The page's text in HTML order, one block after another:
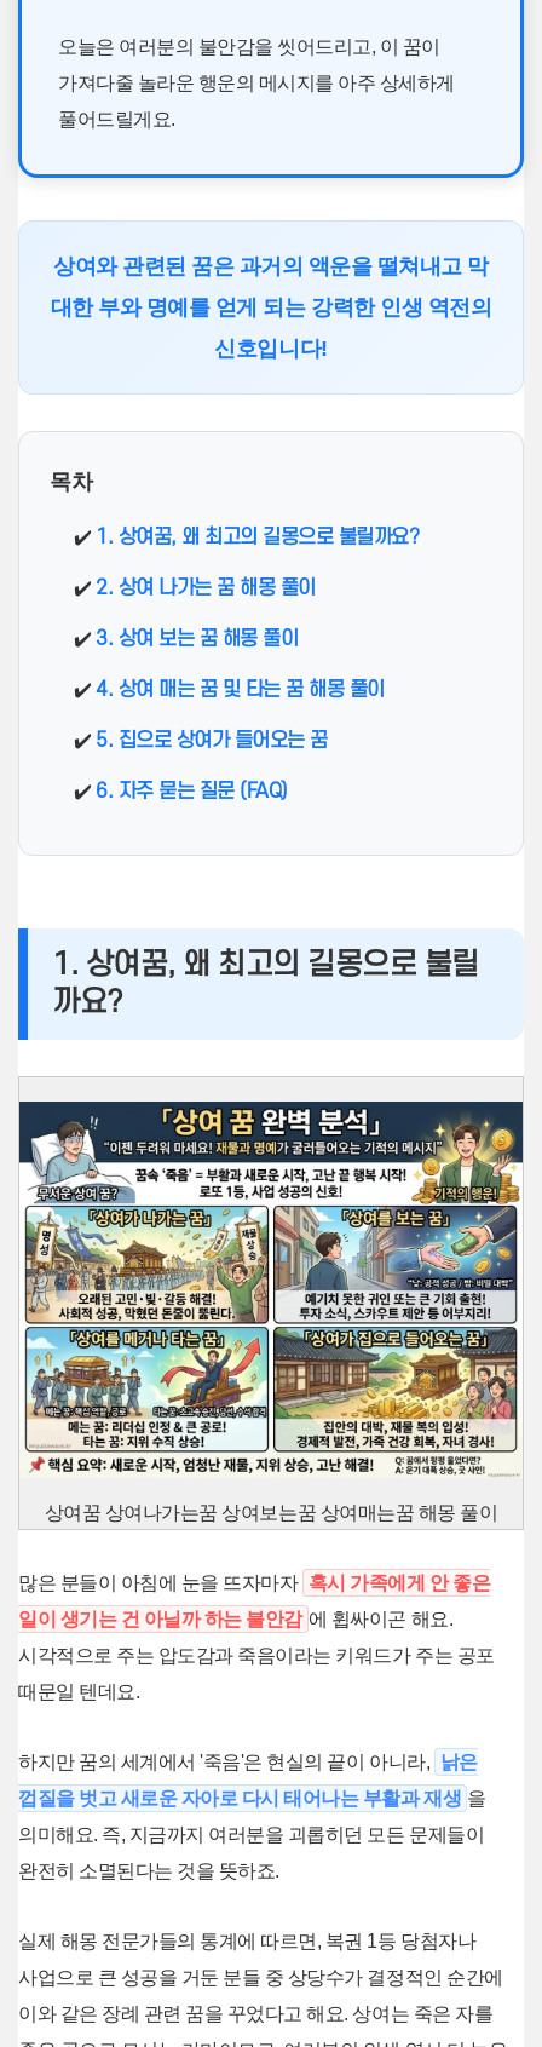
오늘은 여러분의 불안감을 씻어드리고, 이 꿈이
가져다줄 놀라운 행운의 메시지를 아주 상세하게
풀어드릴게요.
상여와 관련된 꿈은 과거의 액운을 떨쳐내고 막
대한 부와 명예를 얻게 되는 강력한 인생 역전의
신호입니다!
목차
✔️ 1. 상여꿈, 왜 최고의 길몽으로 불릴까요?
✔️ 2. 상여 나가는 꿈 해몽 풀이
✔️ 3. 상여 보는 꿈 해몽 풀이
✔️4. 상여 매는 꿈 및 타는 꿈 해몽 풀이
✔️ 5. 집으로 상여가 들어오는 꿈
✔️ 6. 자주 묻는 질문 (FAQ)
1. 상여꿈, 왜 최고의 길몽으로 불릴
까요?
상여꿈 상여나가는꿈 상여보는꿈 상여매는꿈 해몽 풀이
많은 분들이 아침에 눈을 뜨자마자 혹시 가족에게 안 좋은
일이 생기는 건 아닐까 하는 불안감 에 휩싸이곤 해요.
시각적으로 주는 압도감과 죽음이라는 키워드가 주는 공포
때문일 텐데요.
하지만 꿈의 세계에서 '죽음'은 현실의 끝이 아니라,
낡은
껍질을 벗고 새로운 자아로 다시 태어나는 부활과 재생 을
의미해요. 즉, 지금까지 여러분을 괴롭히던 모든 문제들이
완전히 소멸된다는 것을 뜻하죠.
실제 해몽 전문가들의 통계에 따르면, 복권 1등 당첨자나
사업으로 큰 성공을 거둔 분들 중 상당수가 결정적인 순간에
이와 같은 장례 관련 꿈을 꾸었다고 해요. 상여는 죽은 자를